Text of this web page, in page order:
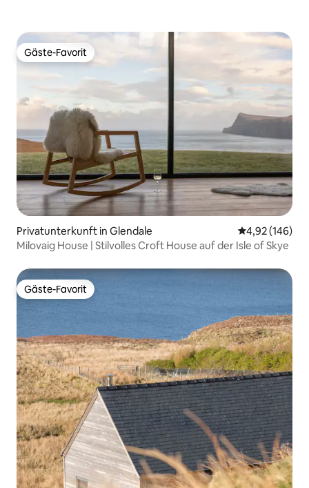
Gäste-Favorit
Gäste-Favorit
Privatunterkunft in Glendale
4,92 (146)
Milovaig House | Stilvolles Croft House auf der Isle of Skye
Gäste-Favorit
Gäste-Favorit